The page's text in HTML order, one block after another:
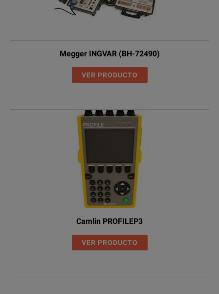
Megger INGVAR (BH-72490)
VER PRODUCTO
Camlin PROFILEP3
VER PRODUCTO